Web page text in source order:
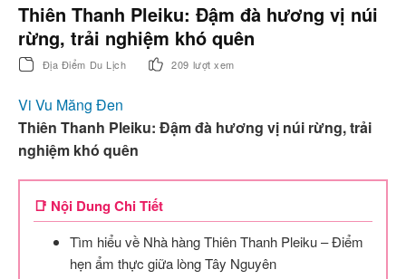
Thiên Thanh Pleiku: Đậm đà hương vị núi
rừng, trải nghiệm khó quên
Địa Điểm Du Lịch 209 lượt xem
Vi Vu Măng Đen
Thiên Thanh Pleiku: Đậm đà hương vị núi rừng, trải
nghiệm khó quên
📑 Nội Dung Chi Tiết
Tìm hiểu về Nhà hàng Thiên Thanh Pleiku – Điểm
hẹn ẩm thực giữa lòng Tây Nguyên